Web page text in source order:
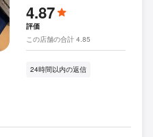
4.87
評価
この店舗の合計 4.85
24時間以内の返信